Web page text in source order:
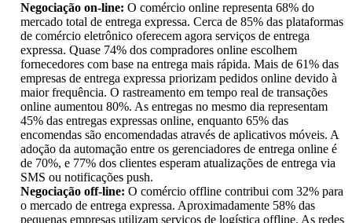
Negociação on-line: O comércio online representa 68% do
mercado total de entrega expressa. Cerca de 85% das plataformas
de comércio eletrônico oferecem agora serviços de entrega
expressa. Quase 74% dos compradores online escolhem
fornecedores com base na entrega mais rápida. Mais de 61% das
empresas de entrega expressa priorizam pedidos online devido à
maior frequência. O rastreamento em tempo real de transações
online aumentou 80%. As entregas no mesmo dia representam
45% das entregas expressas online, enquanto 65% das
encomendas são encomendadas através de aplicativos móveis. A
adoção da automação entre os gerenciadores de entrega online é
de 70%, e 77% dos clientes esperam atualizações de entrega via
SMS ou notificações push.
Negociação off-line: O comércio offline contribui com 32% para
o mercado de entrega expressa. Aproximadamente 58% das
pequenas empresas utilizam serviços de logística offline. As redes